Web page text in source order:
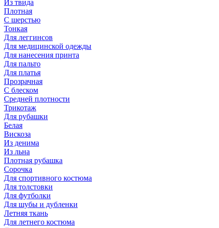
Из твида
Плотная
С шерстью
Тонкая
Для леггинсов
Для медицинской одежды
Для нанесения принта
Для пальто
Для платья
Прозрачная
С блеском
Средней плотности
Трикотаж
Для рубашки
Белая
Вискоза
Из денима
Из льна
Плотная рубашка
Сорочка
Для спортивного костюма
Для толстовки
Для футболки
Для шубы и дубленки
Летняя ткань
Для летнего костюма